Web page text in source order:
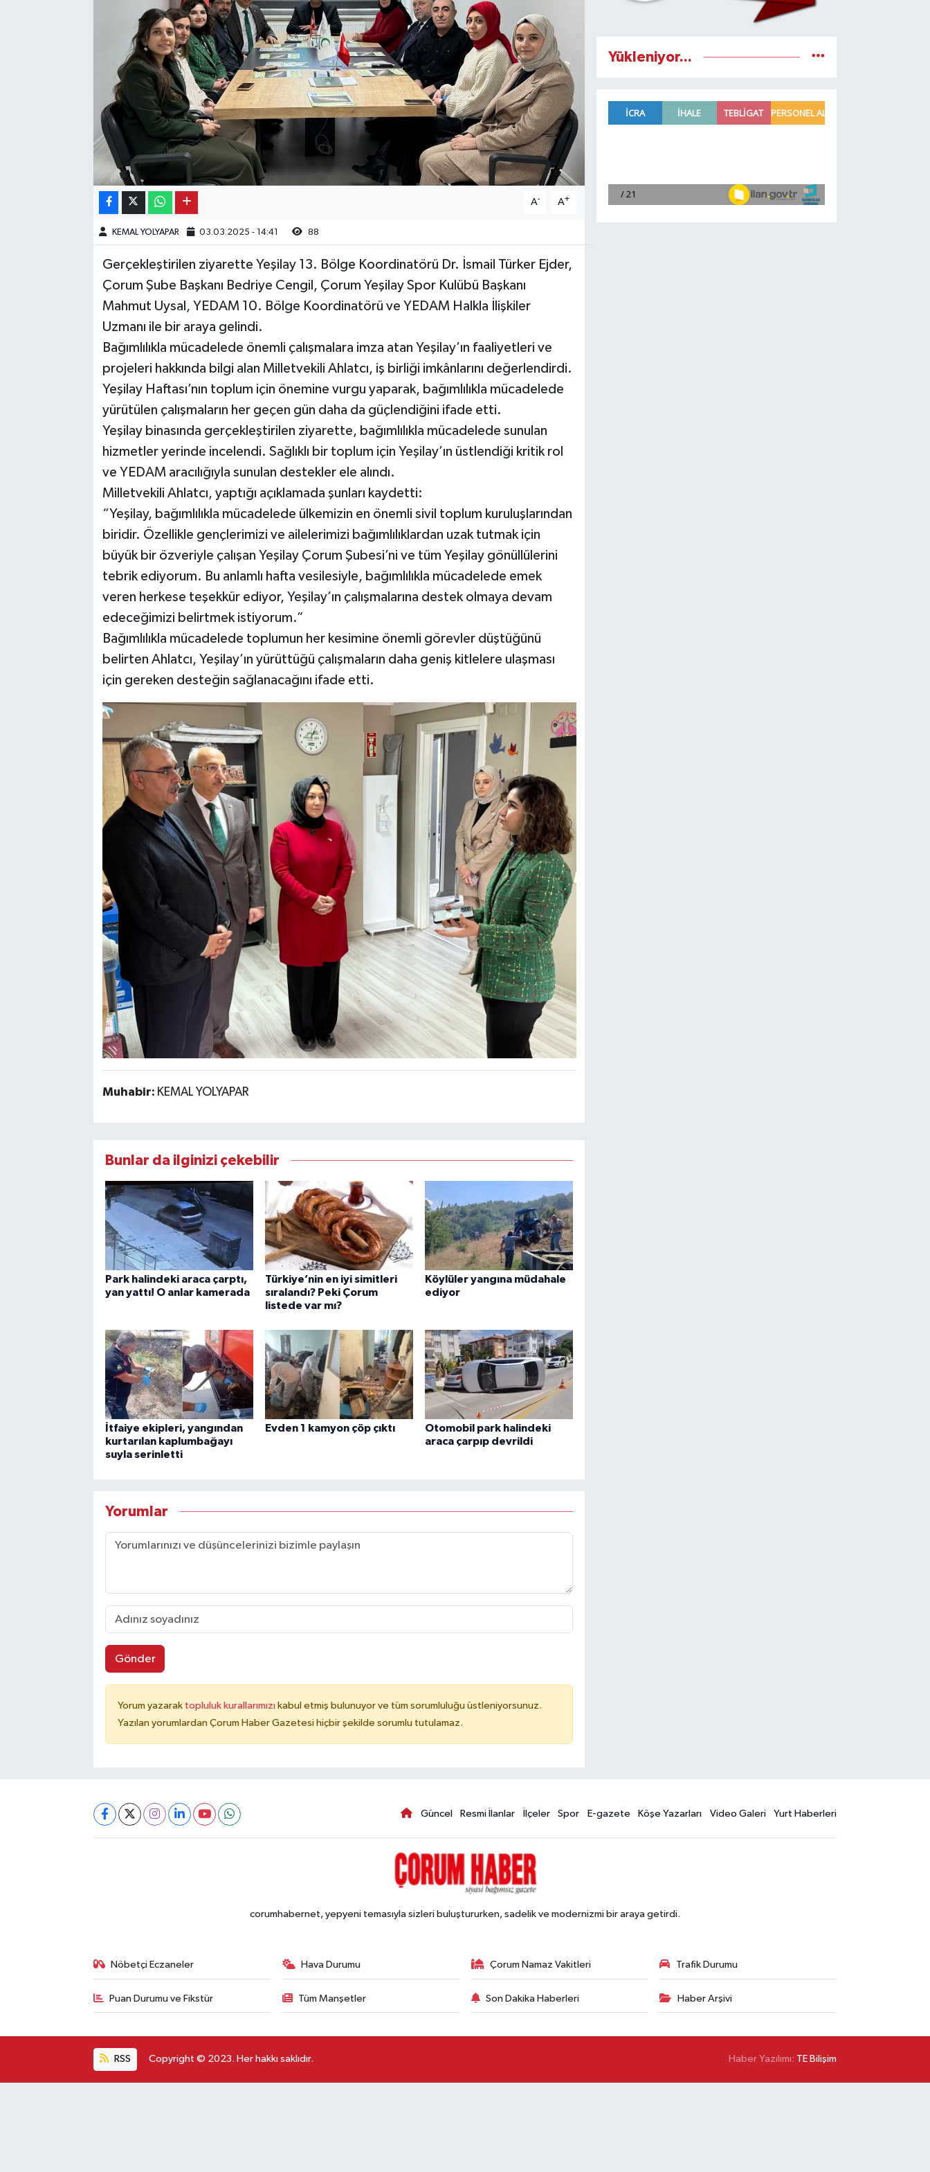
A- A+
KEMAL YOLYAPAR 03.03.2025 - 14:41 88
Gerçekleştirilen ziyarette Yeşilay 13. Bölge Koordinatörü Dr. İsmail Türker Ejder,
Çorum Şube Başkanı Bedriye Cengil, Çorum Yeşilay Spor Kulübü Başkanı
Mahmut Uysal, YEDAM 10. Bölge Koordinatörü ve YEDAM Halkla İlişkiler
Uzmanı ile bir araya gelindi.
Bağımlılıkla mücadelede önemli çalışmalara imza atan Yeşilay’ın faaliyetleri ve
projeleri hakkında bilgi alan Milletvekili Ahlatcı, iş birliği imkânlarını değerlendirdi.
Yeşilay Haftası’nın toplum için önemine vurgu yaparak, bağımlılıkla mücadelede
yürütülen çalışmaların her geçen gün daha da güçlendiğini ifade etti.
Yeşilay binasında gerçekleştirilen ziyarette, bağımlılıkla mücadelede sunulan
hizmetler yerinde incelendi. Sağlıklı bir toplum için Yeşilay’ın üstlendiği kritik rol
ve YEDAM aracılığıyla sunulan destekler ele alındı.
Milletvekili Ahlatcı, yaptığı açıklamada şunları kaydetti:
“Yeşilay, bağımlılıkla mücadelede ülkemizin en önemli sivil toplum kuruluşlarından
biridir. Özellikle gençlerimizi ve ailelerimizi bağımlılıklardan uzak tutmak için
büyük bir özveriyle çalışan Yeşilay Çorum Şubesi’ni ve tüm Yeşilay gönüllülerini
tebrik ediyorum. Bu anlamlı hafta vesilesiyle, bağımlılıkla mücadelede emek
veren herkese teşekkür ediyor, Yeşilay’ın çalışmalarına destek olmaya devam
edeceğimizi belirtmek istiyorum.”
Bağımlılıkla mücadelede toplumun her kesimine önemli görevler düştüğünü
belirten Ahlatcı, Yeşilay’ın yürüttüğü çalışmaların daha geniş kitlelere ulaşması
için gereken desteğin sağlanacağını ifade etti.
Muhabir: KEMAL YOLYAPAR
Bunlar da ilginizi çekebilir
Park halindeki araca çarptı,
yan yattı! O anlar kamerada
Türkiye’nin en iyi simitleri
sıralandı? Peki Çorum
listede var mı?
Köylüler yangına müdahale
ediyor
İtfaiye ekipleri, yangından
kurtarılan kaplumbağayı
suyla serinletti
Evden 1 kamyon çöp çıktı
Otomobil park halindeki
araca çarpıp devrildi
Yorumlar
Gönder
Yorum yazarak topluluk kurallarımızı kabul etmiş bulunuyor ve tüm sorumluluğu üstleniyorsunuz.
Yazılan yorumlardan Çorum Haber Gazetesi hiçbir şekilde sorumlu tutulamaz.
Yükleniyor...
Güncel Resmi İlanlar İlçeler Spor E-gazete Köşe Yazarları Video Galeri Yurt Haberleri
corumhabernet, yepyeni temasıyla sizleri buluştururken, sadelik ve modernizmi bir araya getirdi.
Nöbetçi Eczaneler Hava Durumu Çorum Namaz Vakitleri Trafik Durumu
Puan Durumu ve Fikstür Tüm Manşetler Son Dakika Haberleri Haber Arşivi
RSS Copyright © 2023. Her hakkı saklıdır. Haber Yazılımı: TE Bilişim